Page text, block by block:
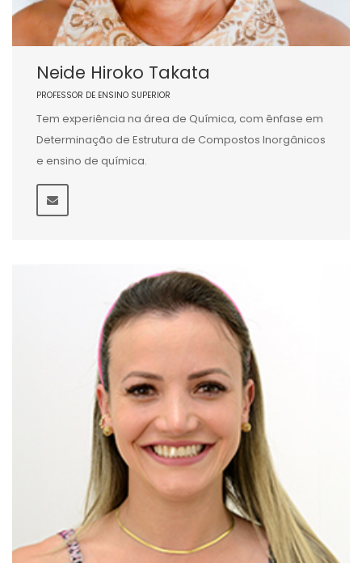
Neide Hiroko Takata
PROFESSOR DE ENSINO SUPERIOR
Tem experiência na área de Química, com ênfase em
Determinação de Estrutura de Compostos Inorgânicos
e ensino de química.